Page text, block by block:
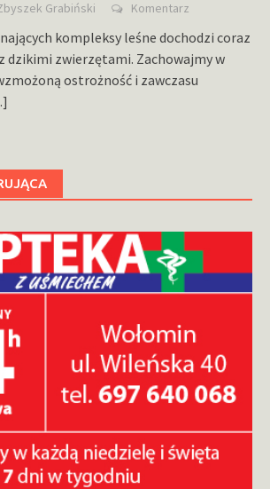
Grabiński Komentarz
kompleksy leśne dochodzi coraz
dzikimi zwierzętami. Zachowajmy w
ostrożność i zawczasu